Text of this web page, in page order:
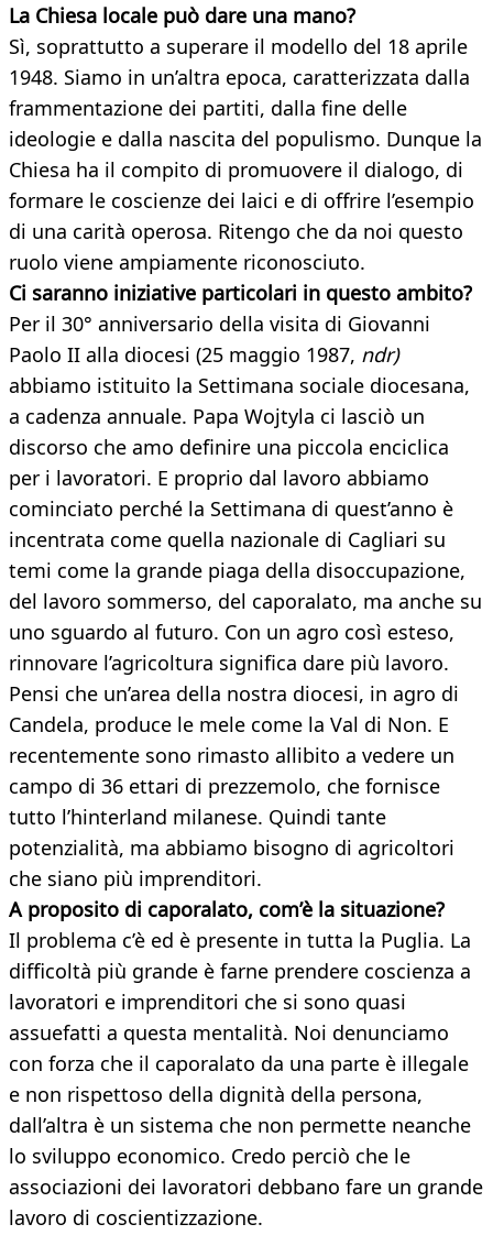
La Chiesa locale può dare una mano?
Sì, soprattutto a superare il modello del 18 aprile
1948. Siamo in un’altra epoca, caratterizzata dalla
frammentazione dei partiti, dalla fine delle
ideologie e dalla nascita del populismo. Dunque la
Chiesa ha il compito di promuovere il dialogo, di
formare le coscienze dei laici e di offrire l’esempio
di una carità operosa. Ritengo che da noi questo
ruolo viene ampiamente riconosciuto.
Ci saranno iniziative particolari in questo ambito?
Per il 30° anniversario della visita di Giovanni
Paolo II alla diocesi (25 maggio 1987, ndr)
abbiamo istituito la Settimana sociale diocesana,
a cadenza annuale. Papa Wojtyla ci lasciò un
discorso che amo definire una piccola enciclica
per i lavoratori. E proprio dal lavoro abbiamo
cominciato perché la Settimana di quest’anno è
incentrata come quella nazionale di Cagliari su
temi come la grande piaga della disoccupazione,
del lavoro sommerso, del caporalato, ma anche su
uno sguardo al futuro. Con un agro così esteso,
rinnovare l’agricoltura significa dare più lavoro.
Pensi che un’area della nostra diocesi, in agro di
Candela, produce le mele come la Val di Non. E
recentemente sono rimasto allibito a vedere un
campo di 36 ettari di prezzemolo, che fornisce
tutto l’hinterland milanese. Quindi tante
potenzialità, ma abbiamo bisogno di agricoltori
che siano più imprenditori.
A proposito di caporalato, com’è la situazione?
Il problema c’è ed è presente in tutta la Puglia. La
difficoltà più grande è farne prendere coscienza a
lavoratori e imprenditori che si sono quasi
assuefatti a questa mentalità. Noi denunciamo
con forza che il caporalato da una parte è illegale
e non rispettoso della dignità della persona,
dall’altra è un sistema che non permette neanche
lo sviluppo economico. Credo perciò che le
associazioni dei lavoratori debbano fare un grande
lavoro di coscientizzazione.